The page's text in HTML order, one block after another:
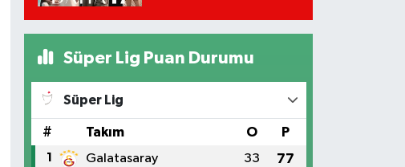
Süper Lig Puan Durumu
Süper Lig
# Takım O P
1 Galatasaray 33 77